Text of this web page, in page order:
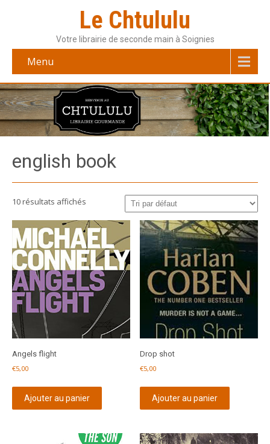
Le Chtululu
Votre librairie de seconde main à Soignies
Menu
english book
10 résultats affichés
Angels flight
€5,00
Ajouter au panier
Drop shot
€5,00
Ajouter au panier